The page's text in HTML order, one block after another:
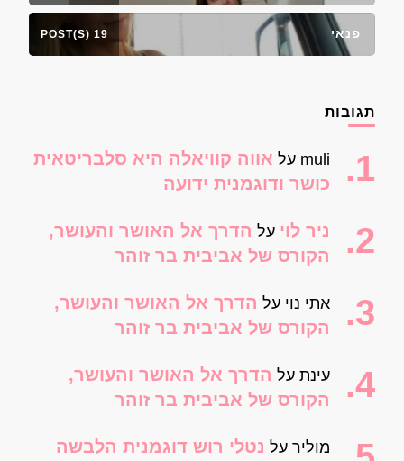
פנאי 19 POST(S)
תגובות
muli על אווה קוויאלה היא סלבריטאית
כושר ודוגמנית ידועה
ניר לוי על הדרך אל האושר והעושר,
הקורס של אביבית בר זוהר
אתי נוי על הדרך אל האושר והעושר,
הקורס של אביבית בר זוהר
עינת על הדרך אל האושר והעושר,
הקורס של אביבית בר זוהר
מוליר על נטלי רוש דוגמנית הלבשה